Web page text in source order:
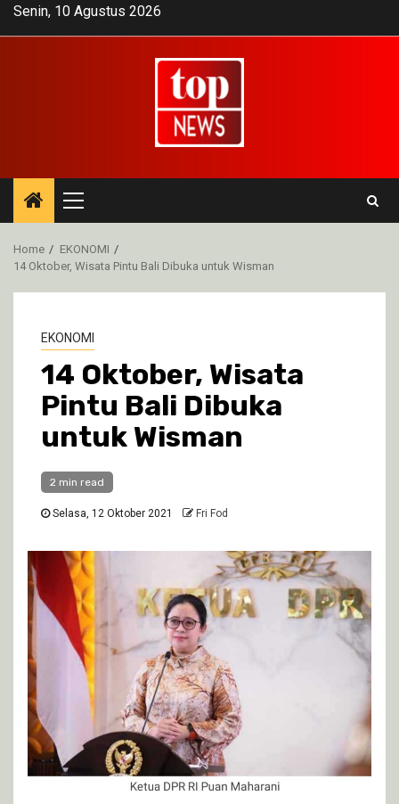
SkipSenin, 10 Agustus 2026
Primary
Menu
Home
EKONOMI
14 Oktober, Wisata Pintu Bali Dibuka untuk Wisman
EKONOMI
14 Oktober, Wisata
Pintu Bali Dibuka
untuk Wisman
2 min read
Selasa, 12 Oktober 2021 Fri Fod